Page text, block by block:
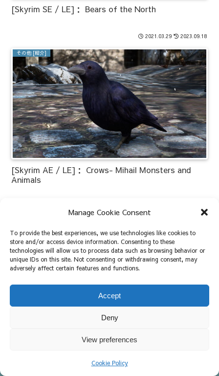
Manage Cookie Consent
To provide the best experiences, we use technologies like cookies to
store and/or access device information. Consenting to these
technologies will allow us to process data such as browsing behavior or
unique IDs on this site. Not consenting or withdrawing consent, may
adversely affect certain features and functions.
Accept
Deny
View preferences
Cookie Policy
[Skyrim SE / LE]： Bears of the North
2021.03.29 2023.09.18
その他 [紹介]
[Skyrim AE / LE]： Crows- Mihail Monsters and
Animals
次のページ
1 2
次
へ
Copyright © 2023-2026 もっだーめもちょう All Rights Reserved.